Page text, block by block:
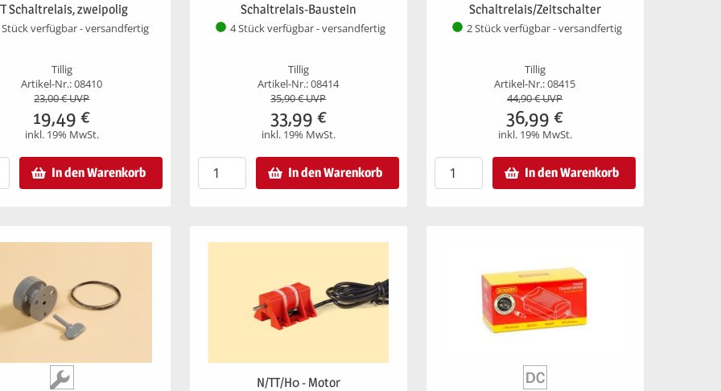
Schaltrelais, zweipolig
Stück verfügbar - versandfertig
Tillig
Artikel-Nr.: 08410
23,00€ UVP
19,49 €
inkl. 19% MwSt.
In den Warenkorb
Schaltrelais-Baustein
4 Stück verfügbar - versandfertig
Tillig
Artikel-Nr.: 08414
35,90€ UVP
33,99 €
inkl. 19% MwSt.
In den Warenkorb
Schaltrelais/Zeitschalter
2 Stück verfügbar - versandfertig
Tillig
Artikel-Nr.: 08415
44,90€ UVP
36,99 €
inkl. 19% MwSt.
In den Warenkorb
N/TT/H0 - Motor